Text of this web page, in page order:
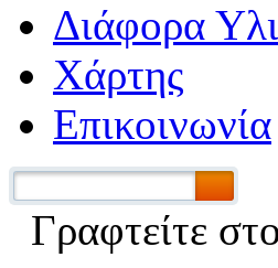
Διάφορα
Χάρτης
Επικοινωνία
Γραφτείτε